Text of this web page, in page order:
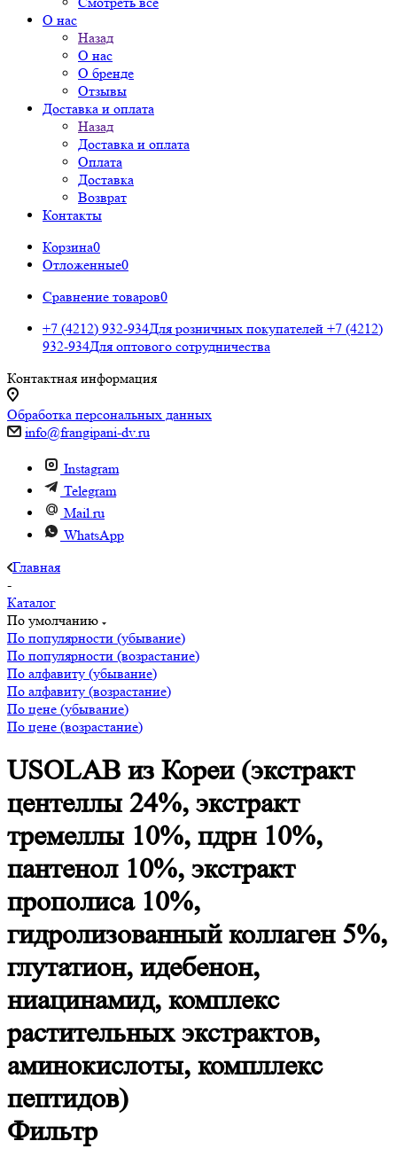
О нас
Назад
О нас
О бренде
Отзывы
Доставка и оплата
Назад
Доставка и оплата
Оплата
Доставка
Возврат
Контакты
Корзина0
Отложенные0
Сравнение товаров0
+7 (4212) 932-934Для розничных покупателей +7 (4212)
932-934Для оптового сотрудничества
Контактная информация
Обработка персональных данных
info@frangipani-dv.ru
Instagram
Telegram
Mail.ru
WhatsApp
Главная
-
Каталог
По умолчанию
По популярности (убывание)
По популярности (возрастание)
По алфавиту (убывание)
По алфавиту (возрастание)
По цене (убывание)
По цене (возрастание)
USOLAB из Кореи (экстракт
центеллы 24%, экстракт
тремеллы 10%, пдрн 10%,
пантенол 10%, экстракт
прополиса 10%,
гидролизованный коллаген 5%,
глутатион, идебенон,
ниацинамид, комплекс
растительных экстрактов,
аминокислоты, компллекс
пептидов)
Фильтр